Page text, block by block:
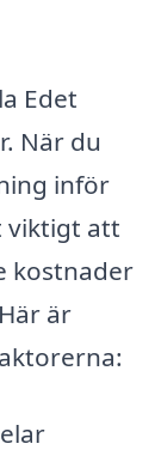
Edet
När du
inför
viktigt att
kostnader
är